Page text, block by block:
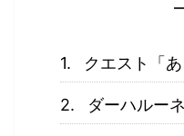
クエスト「
ダーハルー